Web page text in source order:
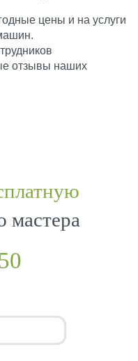
цены и на услуги
отзывы наших
мастера